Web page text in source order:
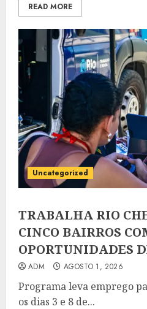
READ MORE
Uncategorized
TRABALHA RIO
CINCO BAIRROS
OPORTUNIDADES
ADM AGOSTO 1, 2026
Programa leva emprego
os dias 3 e 8 de...